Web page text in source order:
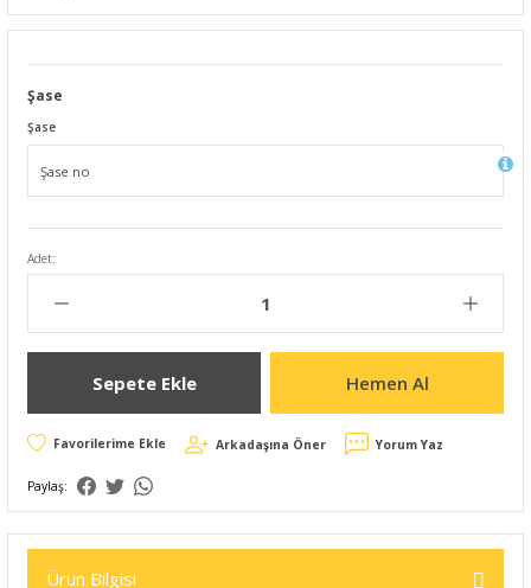
Şase
Şase
Adet:
Sepete Ekle Hemen Al
Arkadaşına Öner Yorum Yaz
Paylaş:
Ürün Bilgisi